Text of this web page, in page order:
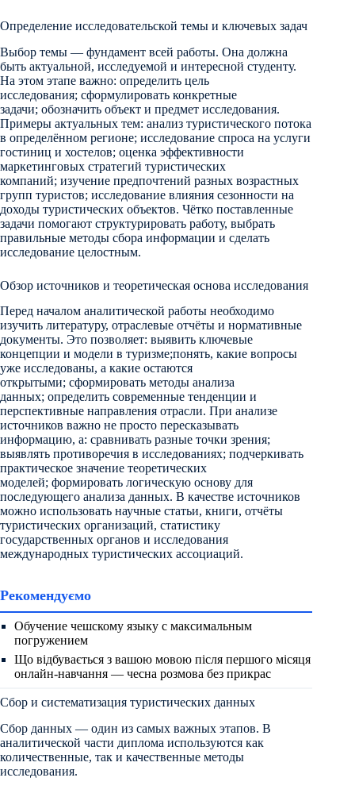
Определение исследовательской темы и ключевых задач
Выбор темы — фундамент всей работы. Она должна
быть актуальной, исследуемой и интересной студенту.
На этом этапе важно: определить цель
исследования; сформулировать конкретные
задачи; обозначить объект и предмет исследования.
Примеры актуальных тем: анализ туристического потока
в определённом регионе; исследование спроса на услуги
гостиниц и хостелов; оценка эффективности
маркетинговых стратегий туристических
компаний; изучение предпочтений разных возрастных
групп туристов; исследование влияния сезонности на
доходы туристических объектов. Чётко поставленные
задачи помогают структурировать работу, выбрать
правильные методы сбора информации и сделать
исследование целостным.
Обзор источников и теоретическая основа исследования
Перед началом аналитической работы необходимо
изучить литературу, отраслевые отчёты и нормативные
документы. Это позволяет: выявить ключевые
концепции и модели в туризме;понять, какие вопросы
уже исследованы, а какие остаются
открытыми; сформировать методы анализа
данных; определить современные тенденции и
перспективные направления отрасли. При анализе
источников важно не просто пересказывать
информацию, а: сравнивать разные точки зрения;
выявлять противоречия в исследованиях; подчеркивать
практическое значение теоретических
моделей; формировать логическую основу для
последующего анализа данных. В качестве источников
можно использовать научные статьи, книги, отчёты
туристических организаций, статистику
государственных органов и исследования
международных туристических ассоциаций.
Рекомендуємо
Обучение чешскому языку с максимальным
погружением
Що відбувається з вашою мовою після першого місяця
онлайн-навчання — чесна розмова без прикрас
Сбор и систематизация туристических данных
Сбор данных — один из самых важных этапов. В
аналитической части диплома используются как
количественные, так и качественные методы
исследования.